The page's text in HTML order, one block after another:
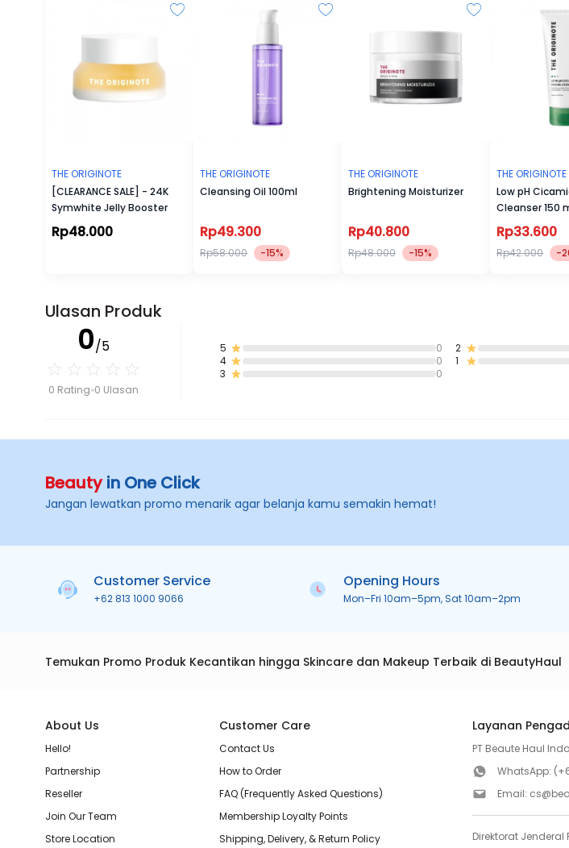
THE ORIGINOTE
[CLEARANCE SALE] - 24K
Symwhite Jelly Booster
Rp48.000
THE ORIGINOTE
Cleansing Oil 100ml
Rp49.300
Rp58.000 -15%
THE ORIGINOTE
Brightening Moisturizer
Rp40.800
Rp48.000 -15%
THE ORIGINOTE
Low pH
Cleanser 150
Rp33.600
Rp42.000 -
Ulasan Produk
0/5
0 Rating 0 Ulasan
5
0
4
0
3
0
2
1
Beautyin One Click
Jangan lewatkan promo menarik agar belanja kamu semakin hemat!
Customer Service
+62 813 1000 9066
Opening Hours
Mon–Fri 10am–5pm, Sat 10am–2pm
Temukan Promo Produk Kecantikan hingga Skincare dan Makeup Terbaik di BeautyHaul
About Us
Hello!
Partnership
Reseller
Join Our Team
Store Location
Customer Care
Contact Us
How to Order
FAQ (Frequently Asked Questions)
Membership Loyalty Points
Shipping, Delivery, & Return Policy
Layanan
PT Beaute Haul
WhatsApp:
Email:
Direktorat